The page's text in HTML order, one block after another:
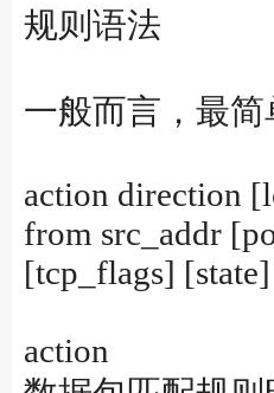
规则语法
一般而言，最
action direction
from src_addr
[tcp_flags] [state]
action